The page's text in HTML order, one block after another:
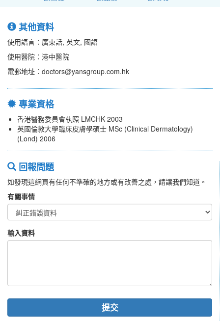
其他資料
使用語言：廣東話, 英文, 國語
使用醫院：港中醫院
電郵地址：doctors@yansgroup.com.hk
專業資格
香港醫務委員會執照 LMCHK 2003
英國倫敦大學臨床皮膚學碩士 MSc (Clinical Dermatology)
(Lond) 2006
回報問題
如發現這網頁有任何不準確的地方或有改善之處，請讓我們知道。
有關事情
輸入資料
提交